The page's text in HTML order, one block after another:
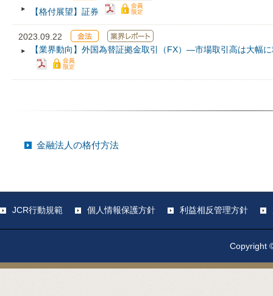
【格付展望】証券
2023.09.22
【業界動向】外国為替証拠金取引（FX）―市場取引高は大幅
金融法人の格付方法
JCR行動規範 個人情報保護方針 利益相反管理方針
Copyright